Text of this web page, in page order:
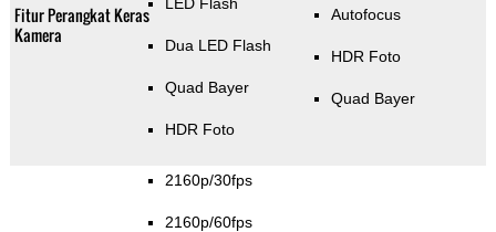
Fitur Perangkat Keras
Kamera
Dua LED Flash
Quad Bayer
HDR Foto
Autofocus
HDR Foto
Quad Bayer
2160p/30fps
2160p/60fps